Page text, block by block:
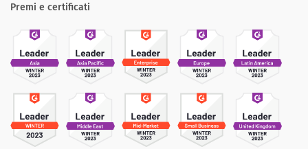
Premi e certificati